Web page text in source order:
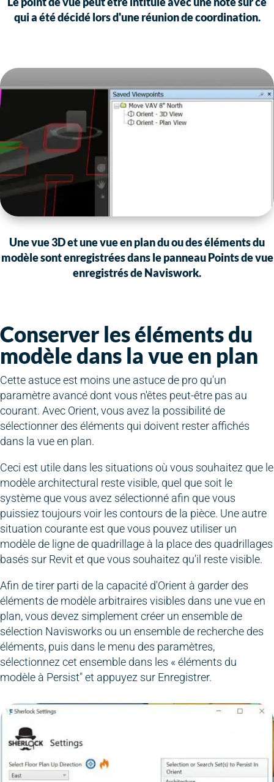
qui a été décidé lors d'une réunion de coordination.
Une vue 3D et une vue en plan du ou des éléments du
modèle sont enregistrées dans le panneau Points de vue
enregistrés de Naviswork.
Conserver les éléments du
modèle dans la vue en plan
Cette astuce est moins une astuce de pro qu'un
paramètre avancé dont vous n'êtes peut-être pas au
courant. Avec Orient, vous avez la possibilité de
sélectionner des éléments qui doivent rester affichés
dans la vue en plan.
Ceci est utile dans les situations où vous souhaitez que le
modèle architectural reste visible, quel que soit le
système que vous avez sélectionné afin que vous
puissiez toujours voir les contours de la pièce. Une autre
situation courante est que vous pouvez utiliser un
modèle de ligne de quadrillage à la place des quadrillages
basés sur Revit et que vous souhaitez qu'il reste visible.
Afin de tirer parti de la capacité d'Orient à garder des
éléments de modèle arbitraires visibles dans une vue en
plan, vous devez simplement créer un ensemble de
sélection Navisworks ou un ensemble de recherche des
éléments, puis dans le menu des paramètres,
sélectionnez cet ensemble dans les « éléments du
modèle à Persist" et appuyez sur Enregistrer.